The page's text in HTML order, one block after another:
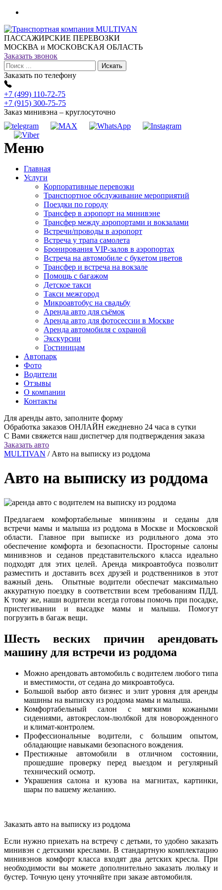
ПАССАЖИРСКИЕ ПЕРЕВОЗКИ
МОСКВА и МОСКОВСКАЯ ОБЛАСТЬ
Заказать звонок
Заказать по телефону
+7 (499) 110-72-75
+7 (915) 300-75-75
Заказ минивэна – круглосуточно
Меню
Главная
Услуги
Корпоративные перевозки
Транспортное обслуживание мероприятий
Поездки по городу
Трансфер в аэропорт на минивэне
Трансфер между аэропортами и вокзалами
Встречи/проводы в аэропорт
Встреча у трапа самолета
Бронирования VIP-залов в аэропортах
Встреча на автомобиле с букетом цветов
Трансфер и встреча на вокзале
Помощь с багажом
Детское такси
Такси межгород
Микроавтобус на свадьбу
Аренда авто для съёмок
Аренда авто для фотосессии в Москве
Аренда автомобиля с охраной
Экскурсии
Гостиницам
Автопарк
Фото
Водители
Отзывы
О компании
Контакты
Для аренды авто, заполните форму
Обработка заказов ОНЛАЙН ежедневно 24 часа в сутки
С Вами свяжется наш диспетчер для подтверждения заказа
Заказать авто
MULTIVAN / Авто на выписку из роддома
Авто на выписку из роддома
Предлагаем комфортабельные минивэны и седаны для
встречи мамы и малыша из роддома в Москве и Московской
области. Главное при выписке из родильного дома это
обеспечение комфорта и безопасности. Просторные салоны
минивэнов и седанов представительского класса идеально
подходят для этих целей. Аренда микроавтобуса позволит
разместить и доставить всех друзей и родственников в этот
важный день. Опытные водители обеспечат максимально
аккуратную поездку в соответствии всем требованиям ПДД.
К тому же, наши водители всегда готовы помочь при посадке,
пристегивании и высадке мамы и малыша. Помогут
погрузить в багаж вещи.
Шесть веских причин арендовать
машину для встречи из роддома
Можно арендовать автомобиль с водителем любого типа
и вместимости, от седана до микроавтобуса.
Большой выбор авто бизнес и элит уровня для аренды
машины на выписку из роддома мамы и малыша.
Комфортабельный салон с мягкими кожаными
сидениями, автокреслом-люлбкой для новорожденного
и климат-контролем.
Профессиональные водители, с большим опытом,
обладающие навыками безопасного вождения.
Престижные автомобили в отличном состоянии,
прошедшие проверку перед выездом и регулярный
технический осмотр.
Украшения салона и кузова на магнитах, картинки,
шары по вашему желанию.
Заказать авто на выписку из роддома
Если нужно приехать на встречу с детьми, то удобно заказать
минивэн с детскими креслами. В стандартную комплектацию
минивэнов комфорт класса входят два детских кресла. При
необходимости вы можете дополнительно заказать люльку и
бустер. Точную цену уточняйте при заказе автомобиля.